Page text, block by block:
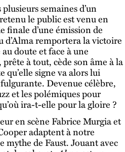
semaines d’un
le public est venu en
finale d’une émission de
d’Alma remportera la victoire
doute et face à une
à tout, cède son âme à la
qu’elle signe va alors lui
Devenue célèbre,
et les polémiques pour
ira-t-elle pour la gloire ?
en scène Fabrice Murgia et
adaptent à notre
mythe de Faust. Jouant avec